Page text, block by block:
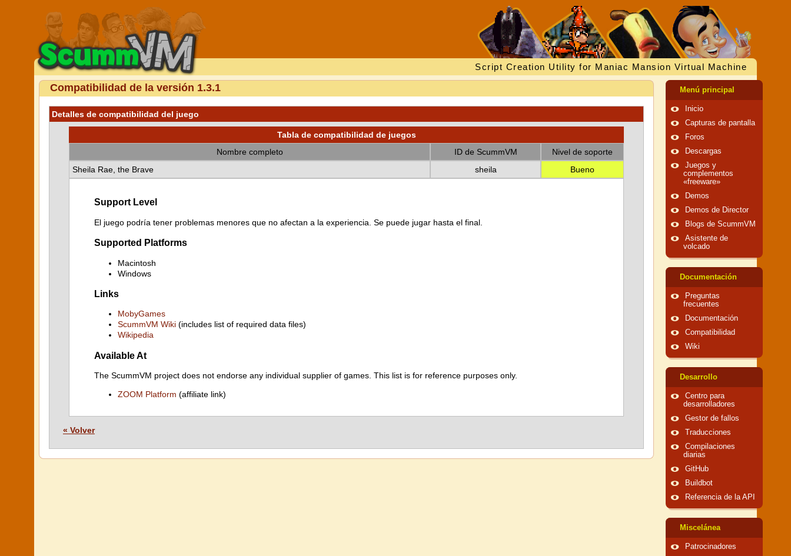
Script Creation Utility for Maniac Mansion Virtual Machine
Compatibilidad de la versión 1.3.1
Detalles de compatibilidad del juego
Tabla de compatibilidad de juegos
Nombre completo
ID de ScummVM
Nivel de soporte
Sheila Rae, the Brave
sheila Bueno
Support Level
El juego podría tener problemas menores que no afectan a la experiencia. Se puede jugar hasta el final.
Supported Platforms
Macintosh
Windows
Links
MobyGames
ScummVM Wiki (includes list of required data files)
Wikipedia
Available At
The ScummVM project does not endorse any individual supplier of games. This list is for reference purposes only.
ZOOM Platform (affiliate link)
« Volver
Menú principal
Inicio
Capturas de pantalla
Foros
Descargas
Juegos y
complementos
«freeware»
Demos
Demos de Director
Blogs de ScummVM
Asistente de
volcado
Documentación
Preguntas
frecuentes
Documentación
Compatibilidad
Wiki
Desarrollo
Centro para
desarrolladores
Gestor de fallos
Traducciones
Compilaciones
diarias
GitHub
Buildbot
Referencia de la API
Miscelánea
Patrocinadores